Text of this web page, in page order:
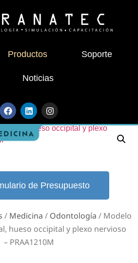
Productos Soporte
Noticias
de Presupuesto
/ Medicina / Odontología / Modelo
hueso occipital y plexo nervioso
– PRAA1210M